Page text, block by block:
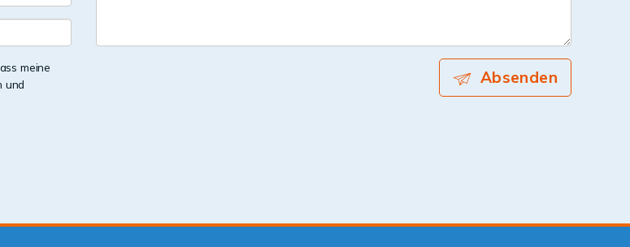
meine
und
Absenden